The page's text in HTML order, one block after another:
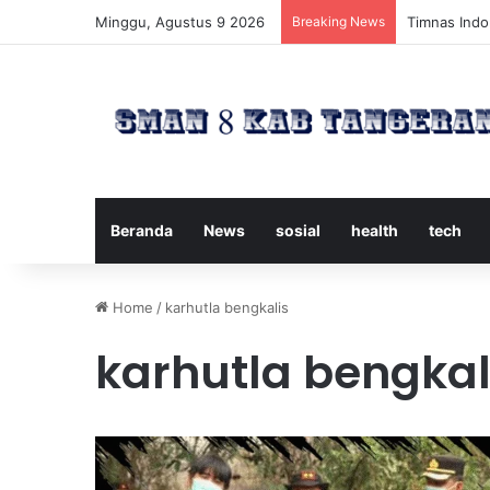
Minggu, Agustus 9 2026 Breaking News Timnas
Beranda News sosial health tech
Home / karhutla bengkalis
karhutla